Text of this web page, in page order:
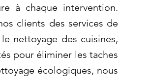
à chaque intervention.
clients des services de
nettoyage des cuisines,
pour éliminer les taches
écologiques, nous